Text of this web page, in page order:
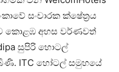
සංචාරක ක්ෂේත්‍රය
කොළඹ අහස වර්ණවත්
සුපිරි හොටල්
ITC හෝටල් සමුහයේ